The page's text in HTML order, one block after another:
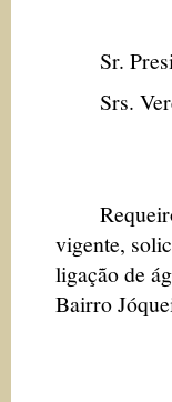
Sr.
Srs.
Requeiro
vigente,
ligação de
Bairro